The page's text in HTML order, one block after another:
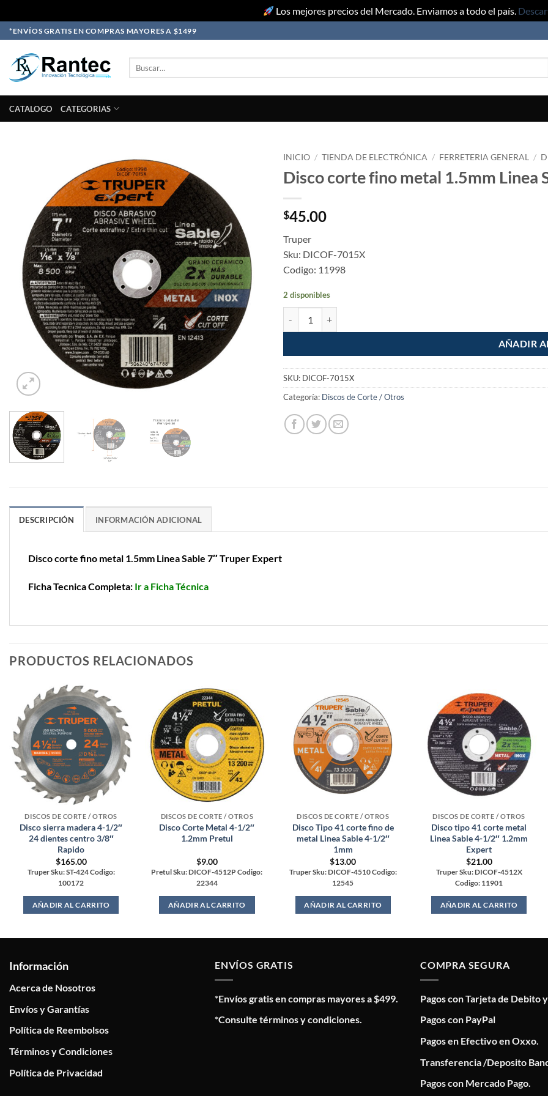
Los mejores precios del Mercado. Enviamos a todo el país.
Skip
to
content
*ENVÍOS GRATIS EN COMPRAS MAYORES A $1499
CATALOGO CATEGORIAS
INICIO / TIENDA DE ELECTRÓNICA / FERRETERIA GENERAL /
Disco corte fino metal 1.5mm Linea
$45.00
Truper
Sku: DICOF-7015X
Codigo: 11998
2 disponibles
AÑADIR
SKU: DICOF-7015X
Categoría: Discos de Corte / Otros
DESCRIPCIÓN INFORMACIÓN ADICIONAL
Disco corte fino metal 1.5mm Linea Sable 7″ Truper Expert
Ficha Tecnica Completa: Ir a Ficha Técnica
PRODUCTOS RELACIONADOS
DISCOS DE CORTE / OTROS
Disco sierra madera 4-1/2″
24 dientes centro 3/8″
Rapido
$165.00
Truper Sku: ST-424 Codigo:
100172
AÑADIR AL CARRITO
DISCOS DE CORTE / OTROS
Disco Corte Metal 4-1/2″
1.2mm Pretul
$9.00
Pretul Sku: DICOF-4512P Codigo:
22344
AÑADIR AL CARRITO
DISCOS DE CORTE / OTROS
Disco Tipo 41 corte fino de
metal Linea Sable 4-1/2″
1mm
$13.00
Truper Sku: DICOF-4510 Codigo:
12545
AÑADIR AL CARRITO
DISCOS DE CORTE / OTROS
Disco tipo 41 corte metal
Linea Sable 4-1/2″ 1.2mm
Expert
$21.00
Truper Sku: DICOF-4512X
Codigo: 11901
AÑADIR AL CARRITO
Información
Acerca de Nosotros
Envíos y Garantías
Política de Reembolsos
Términos y Condiciones
Política de Privacidad
ENVÍOS GRATIS
*Envíos gratis en compras mayores a $499.
*Consulte términos y condiciones.
COMPRA SEGURA
Pagos con Tarjeta de Debito
Pagos con PayPal
Pagos en Efectivo en Oxxo.
Transferencia /Deposito
Pagos con Mercado Pago.